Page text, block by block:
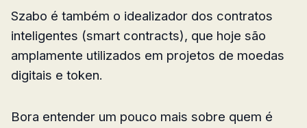
Szabo é também o idealizador dos contratos
inteligentes (smart contracts), que hoje são
amplamente utilizados em projetos de moedas
digitais e token.
Bora entender um pouco mais sobre quem é